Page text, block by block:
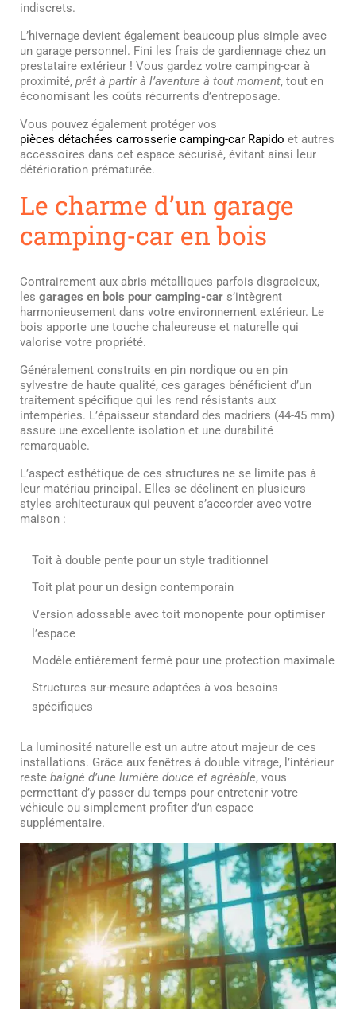
indiscrets.
L’hivernage devient également beaucoup plus simple avec
un garage personnel. Fini les frais de gardiennage chez un
prestataire extérieur ! Vous gardez votre camping-car à
proximité, prêt à partir à l’aventure à tout moment, tout en
économisant les coûts récurrents d’entreposage.
Vous pouvez également protéger vos
pièces détachées carrosserie camping-car Rapido et autres
accessoires dans cet espace sécurisé, évitant ainsi leur
détérioration prématurée.
Le charme d’un garage
camping-car en bois
Contrairement aux abris métalliques parfois disgracieux,
les garages en bois pour camping-car s’intègrent
harmonieusement dans votre environnement extérieur. Le
bois apporte une touche chaleureuse et naturelle qui
valorise votre propriété.
Généralement construits en pin nordique ou en pin
sylvestre de haute qualité, ces garages bénéficient d’un
traitement spécifique qui les rend résistants aux
intempéries. L’épaisseur standard des madriers (44-45 mm)
assure une excellente isolation et une durabilité
remarquable.
L’aspect esthétique de ces structures ne se limite pas à
leur matériau principal. Elles se déclinent en plusieurs
styles architecturaux qui peuvent s’accorder avec votre
maison :
Toit à double pente pour un style traditionnel
Toit plat pour un design contemporain
Version adossable avec toit monopente pour optimiser
l’espace
Modèle entièrement fermé pour une protection maximale
Structures sur-mesure adaptées à vos besoins
spécifiques
La luminosité naturelle est un autre atout majeur de ces
installations. Grâce aux fenêtres à double vitrage, l’intérieur
reste baigné d’une lumière douce et agréable, vous
permettant d’y passer du temps pour entretenir votre
véhicule ou simplement profiter d’un espace
supplémentaire.